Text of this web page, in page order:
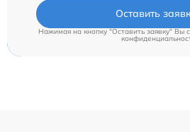
Оставить
Нажимая на кнопку "Оставить заявку" Вы